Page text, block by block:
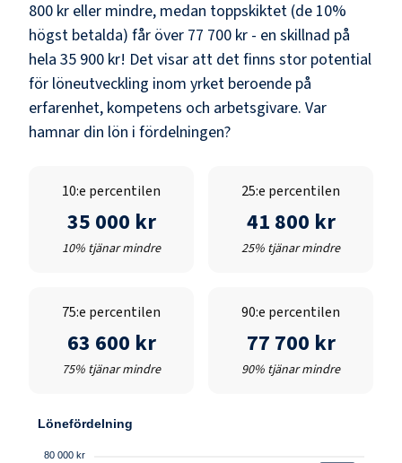
800 kr eller mindre, medan toppskiktet (de 10%
högst betalda) får över 77 700 kr - en skillnad på
hela 35 900 kr! Det visar att det finns stor potential
för löneutveckling inom yrket beroende på
erfarenhet, kompetens och arbetsgivare. Var
hamnar din lön i fördelningen?
10:e percentilen
35 000 kr
10% tjänar mindre
25:e percentilen
41 800 kr
25% tjänar mindre
75:e percentilen
63 600 kr
75% tjänar mindre
90:e percentilen
77 700 kr
90% tjänar mindre
Lönefördelning
80 000 kr